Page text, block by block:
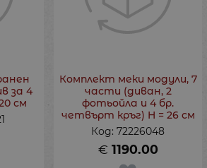
за 4
см
Комплект меки модули, 7
части (диван, 2
фотьойла и 4 бр.
четвърт кръг) H = 26 см
Код: 72226048
1190.00
€